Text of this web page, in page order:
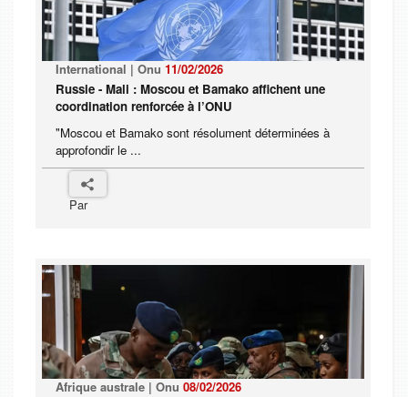
International | Onu 11/02/2026
Russie - Mali : Moscou et Bamako affichent une
coordination renforcée à l’ONU
"Moscou et Bamako sont résolument déterminées à
approfondir le ...
Par
Afrique australe | Onu 08/02/2026